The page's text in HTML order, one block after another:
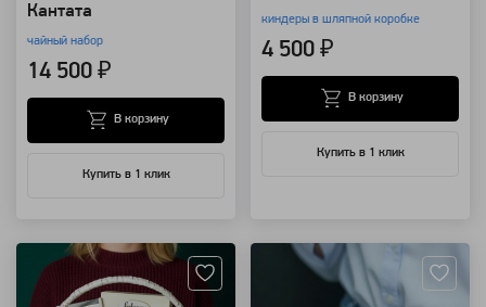
Кантата
чайный набор
14 500 ₽
Купить в 1 клик
В корзину
киндеры в шляпной коробке
4 500 ₽
Купить в 1 клик
В корзину